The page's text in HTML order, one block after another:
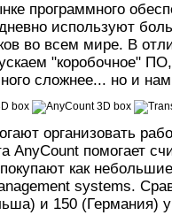
программного
используют
во всем мире. В
"коробочное"
сложнее... но и
организовать
AnyCount помогает
как
systems.
и 150 (Германия)